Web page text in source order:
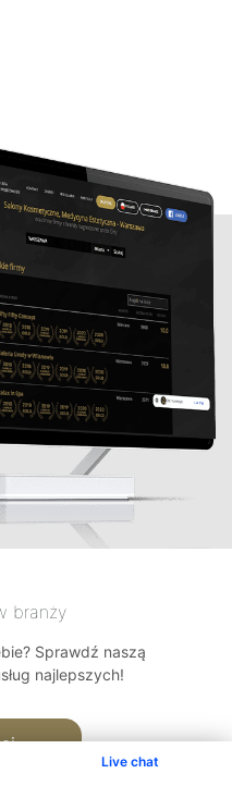
Live chat
branży
Sprawdź naszą
najlepszych!